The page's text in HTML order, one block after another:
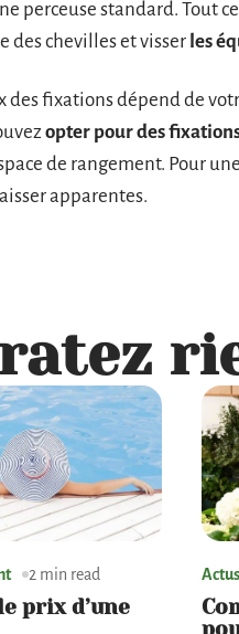
perceuse standard. Tout
des chevilles et visser les
des fixations dépend de
opter pour des
de rangement. Pour
apparentes.
2 min read
prix d’une
Actus